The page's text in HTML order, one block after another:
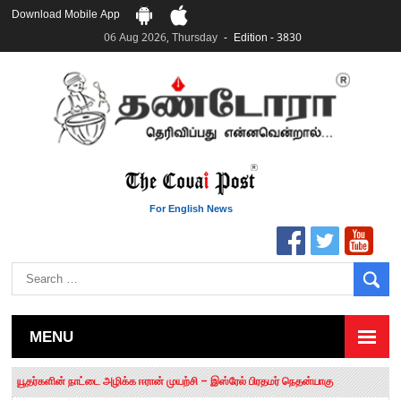
Download Mobile App
06 Aug 2026, Thursday
Edition - 3830
For English News
MENU
யூதர்களின் நாட்டை அழிக்க ஈரான் முயற்சி – இஸ்ரேல் பிரதமர் நெதன்யாகு